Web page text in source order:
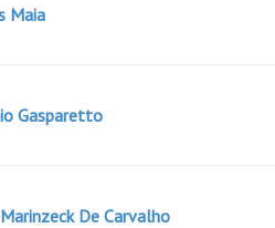
Maia
Gasparetto
De Carvalho